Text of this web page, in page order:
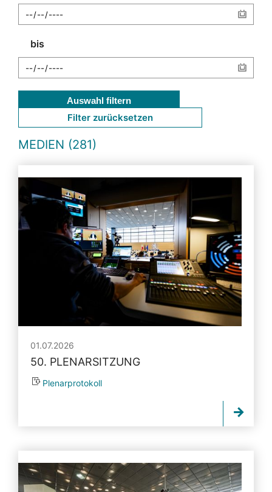
bis
Auswahl filtern
Filter zurücksetzen
MEDIEN (281)
01.07.2026
50. PLENARSITZUNG
Plenarprotokoll